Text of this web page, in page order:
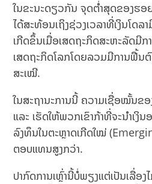
ໃນຂະນະດຽວກັນ ຈຸດຕ່ຳສຸດຂອງຮອ
ໄດ້ສະທ້ອນເຖິງຊ່ວງເວລາທີ່ເງິນໂດລ
ເກີດຂຶ້ນເມື່ອເສດຖະກິດສະຫະລັດມີກ
ເສດຖະກິດໂລກໂດຍລວມມີການຟື້ນ
ສະເໝີ.
ໃນສະຖານະການນີ້ ຄວາມເຊື່ອໝັ້ນຂ
ແລະ ເຮັດໃຫ້ພວກເຂົາກ້າທີ່ຈະນຳເງິ
ລົງທຶນໃນຕະຫຼາດເກີດໃໝ່
ຕອບແທນສູງກວ່າ.
ປາກົດການເຫຼົ່ານີ້ບໍ່ພຽງແຕ່ເປັນເລື່ອ